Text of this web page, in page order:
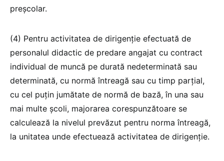
preșcolar.
(4) Pentru activitatea de dirigenție efectuată de
personalul didactic de predare angajat cu contract
individual de muncă pe durată nedeterminată sau
determinată, cu normă întreagă sau cu timp parțial,
cu cel puțin jumătate de normă de bază, în una sau
mai multe școli, majorarea corespunzătoare se
calculează la nivelul prevăzut pentru norma întreagă,
la unitatea unde efectuează activitatea de dirigenție.